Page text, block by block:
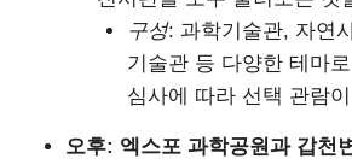
구성: 과학기술관, 자연
기술관 등 다양한 테마
심사에 따라 선택 관람
오후: 엑스포 과학공원과 갑천